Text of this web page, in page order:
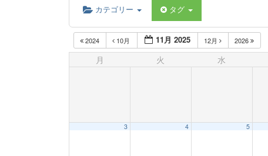
カテゴリー タグ
2024 10月 11月 2025 12月 2026
月 火 水
3 4 5